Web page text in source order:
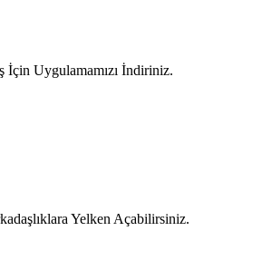
Uygulamamızı İndiriniz.
Yelken Açabilirsiniz.